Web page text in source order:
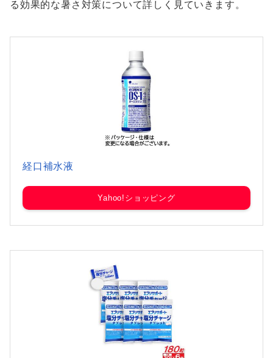
る効果的な暑さ対策について詳しく見ていきます。
経口補水液
Yahoo!ショッピング